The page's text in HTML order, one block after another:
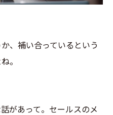
、補い合っているという
。
があって。セールスのメ